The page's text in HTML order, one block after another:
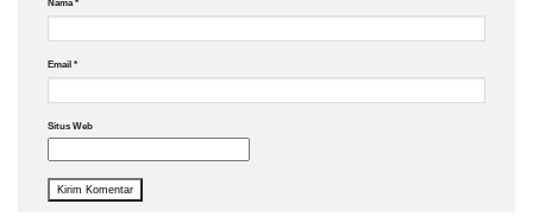
Nama*
Email *
Situs Web